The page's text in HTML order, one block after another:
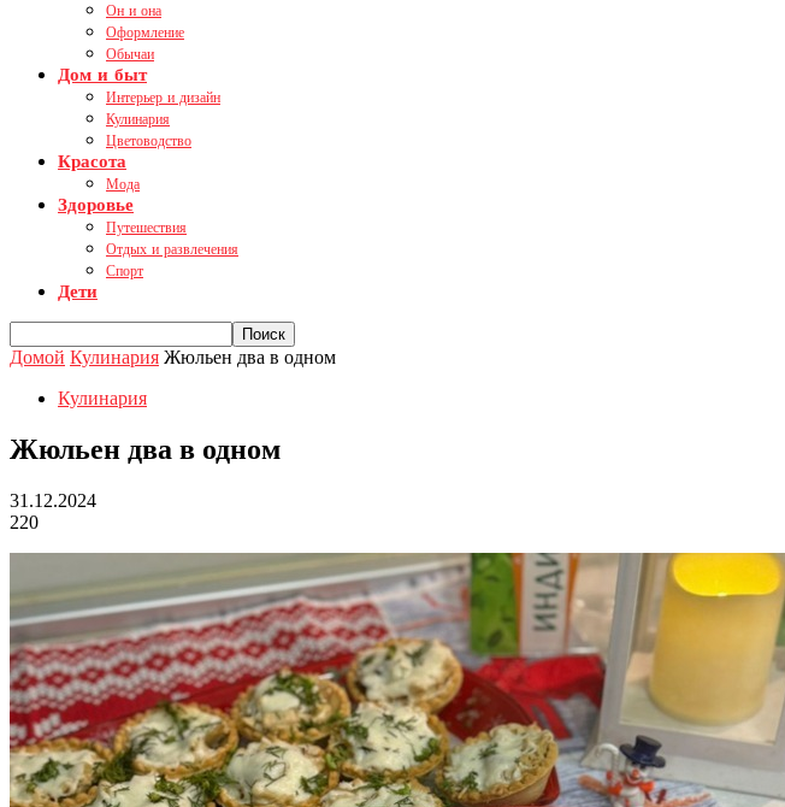
Он и она
Оформление
Обычаи
Дом и быт
Интерьер и дизайн
Кулинария
Цветоводство
Красота
Мода
Здоровье
Путешествия
Отдых и развлечения
Спорт
Дети
Домой Кулинария Жюльен два в одном
Кулинария
Жюльен два в одном
31.12.2024
220